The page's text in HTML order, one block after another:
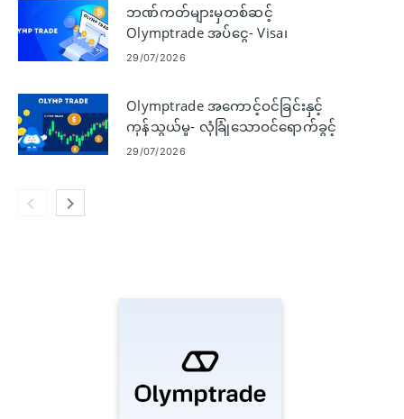
ဘဏ်ကတ်များမှတစ်ဆင့်
Olymptrade အပ်ငွေ- Visa၊
Mastercard၊ JCB၊ Discover
29/07/2026
Olymptrade အကောင့်ဝင်ခြင်းနှင့်
ကုန်သွယ်မှု- လုံခြုံသောဝင်ရောက်ခွင့်
နှင့် ကုန်သွယ်မှုများကို နေရာချခြင်း။
29/07/2026